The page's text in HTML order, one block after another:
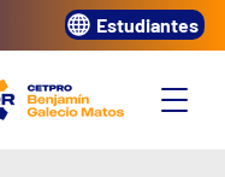
Estudiantes